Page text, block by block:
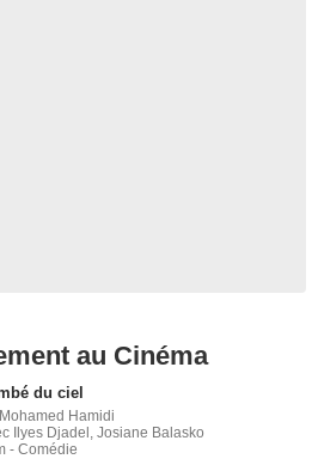
au Cinéma
du ciel
Hamidi
Ilyes Djadel, Josiane Balasko
- Comédie